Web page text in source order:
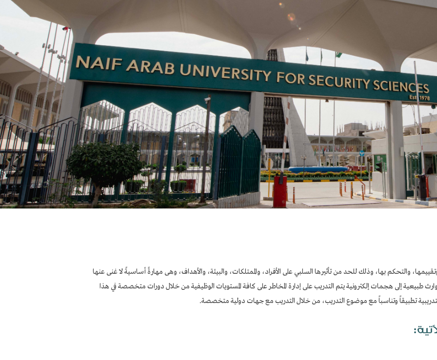
والتحكم بها، وذلك للحد من تأثيرها السلبي على الأفراد، والممتلكات، والبيئة، والأهداف، وهى مهارةً أساسيةً لا غنى عنها
طبيعية إلى هجمات إلكترونية يتم التدريب على إدارة المخاطر على كافة المستويات الوظيفية من خلال دورات متخصصة في هذا
تطبيقاً وتناسباً مع موضوع التدريب، من خلال التدريب مع جهات دولية متخصصة.